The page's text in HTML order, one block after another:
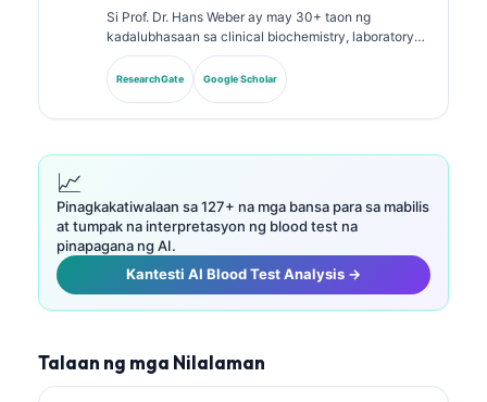
Si Prof. Dr. Hans Weber ay may 30+ taon ng
kadalubhasaan sa clinical biochemistry, laboratory
medicine, at biomarker research. Dati siyang Pangulo
ng German Society for Clinical Chemistry, at
dalubhasa siya sa diagnostic panel analysis,
ResearchGate Google Scholar
📈
Pinagkakatiwalaan sa 127+ na mga bansa para sa mabilis
at tumpak na interpretasyon ng blood test na
pinapagana ng AI.
Kantesti AI Blood Test Analysis →
Talaan ng mga Nilalaman